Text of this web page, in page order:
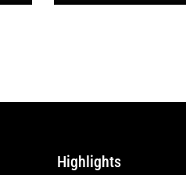
Highlights